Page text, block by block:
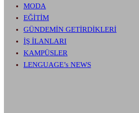
MODA
EĞİTİM
GÜNDEMİN GETİRDİKLERİ
İŞ İLANLARI
KAMPÜSLER
LENGUAGE’s NEWS